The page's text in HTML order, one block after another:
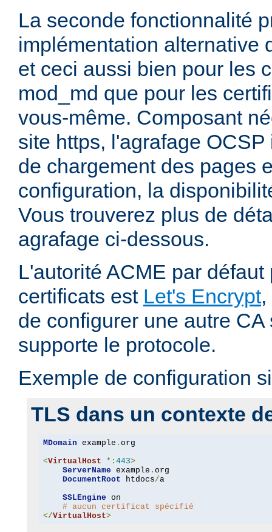
La seconde fonctionnalité
implémentation alternative
et ceci aussi bien pour les
mod_md que pour les
vous-même. Composant
site https, l'agrafage
de chargement des pages
configuration, la
Vous trouverez plus de
agrafage ci-dessous.
L'autorité ACME par
certificats est Let's Encrypt,
de configurer une autre
supporte le protocole.
Exemple de configuration
TLS dans un contexte
MDomain example . org
<VirtualHost *: 443>
ServerName example . org
DocumentRoot htdocs/a
SSLEngine on
# aucun certificat spécifié
</VirtualHost>